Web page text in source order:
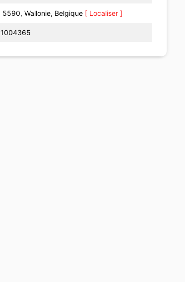
5590, Wallonie, Belgique [ Localiser ]
1004365